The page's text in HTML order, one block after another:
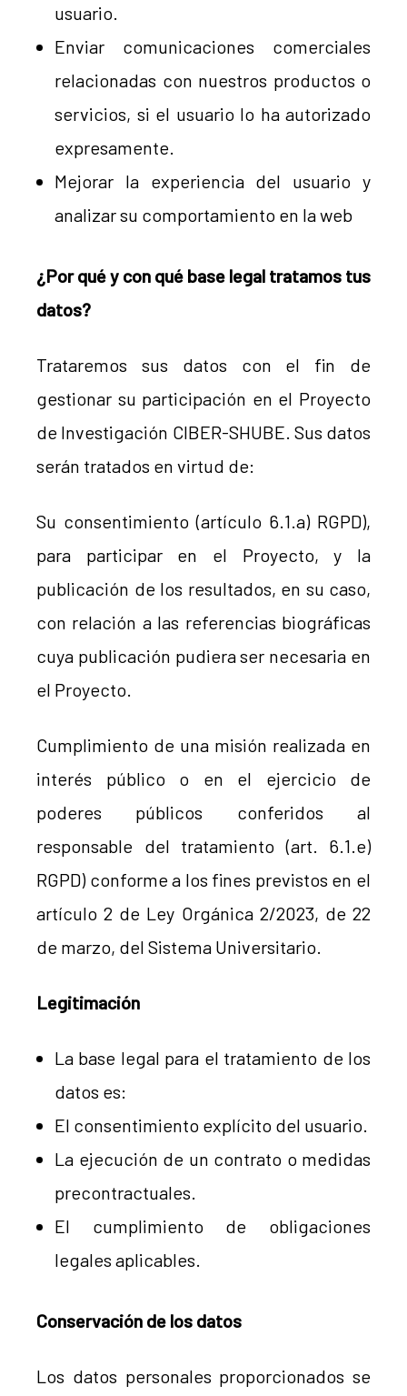
usuario.
Enviar comunicaciones comerciales
relacionadas con nuestros productos o
servicios, si el usuario lo ha autorizado
expresamente.
Mejorar la experiencia del usuario y
analizar su comportamiento en la web
¿Por qué y con qué base legal tratamos tus
datos?
Trataremos sus datos con el fin de
gestionar su participación en el Proyecto
de Investigación CIBER-SHUBE. Sus datos
serán tratados en virtud de:
Su consentimiento (artículo 6.1.a) RGPD),
para participar en el Proyecto, y la
publicación de los resultados, en su caso,
con relación a las referencias biográficas
cuya publicación pudiera ser necesaria en
el Proyecto.
Cumplimiento de una misión realizada en
interés público o en el ejercicio de
poderes públicos conferidos al
responsable del tratamiento (art. 6.1.e)
RGPD) conforme a los fines previstos en el
artículo 2 de Ley Orgánica 2/2023, de 22
de marzo, del Sistema Universitario.
Legitimación
La base legal para el tratamiento de los
datos es:
El consentimiento explícito del usuario.
La ejecución de un contrato o medidas
precontractuales.
El cumplimiento de obligaciones
legales aplicables.
Conservación de los datos
Los datos personales proporcionados se